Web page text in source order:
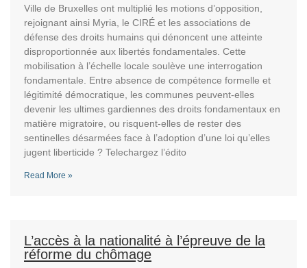
Ville de Bruxelles ont multiplié les motions d’opposition,
rejoignant ainsi Myria, le CIRÉ et les associations de
défense des droits humains qui dénoncent une atteinte
disproportionnée aux libertés fondamentales. Cette
mobilisation à l’échelle locale soulève une interrogation
fondamentale. Entre absence de compétence formelle et
légitimité démocratique, les communes peuvent-elles
devenir les ultimes gardiennes des droits fondamentaux en
matière migratoire, ou risquent-elles de rester des
sentinelles désarmées face à l’adoption d’une loi qu’elles
jugent liberticide ? Telechargez l’édito
Read More »
L’accès à la nationalité à l’épreuve de la
réforme du chômage